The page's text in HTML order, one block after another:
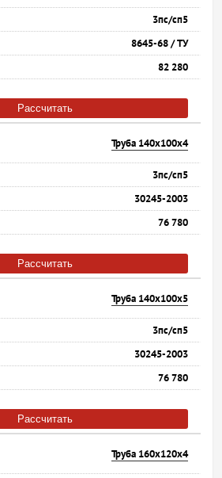
3пс/сп5
8645-68 / ТУ
82 280
Рассчитать
Труба 140х100х4
3пс/сп5
30245-2003
76 780
Рассчитать
Труба 140х100х5
3пс/сп5
30245-2003
76 780
Рассчитать
Труба 160х120х4